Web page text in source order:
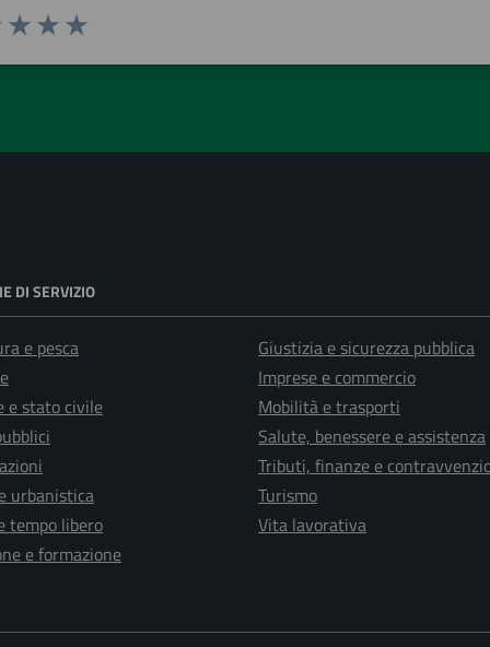
DI SERVIZIO
e pesca
e stato civile
urbanistica
tempo libero
e formazione
Giustizia e sicurezza pubblica
Imprese e commercio
Mobilità e trasporti
Salute, benessere e assistenza
Tributi, finanze e
Turismo
Vita lavorativa